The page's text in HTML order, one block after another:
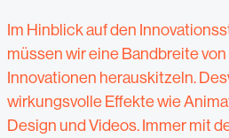
Im Hinblick auf den
müssen wir eine Bandbreite
Innovationen herauskitzeln.
wirkungsvolle Effekte wie
Design und Videos. Immer mit